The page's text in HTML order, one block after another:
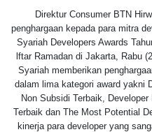
Direktur Consumer BTN
penghargaan kepada para mitra
Syariah Developers Awards
lftar Ramadan di Jakarta, Rabu
Syariah memberikan
dalam lima kategori award yakni
Non Subsidi Terbaik,
Terbaik dan The Most Potential
kinerja para developer yang